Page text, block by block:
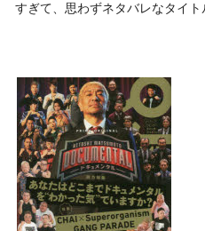
すぎて、思わずネタバレなタイ